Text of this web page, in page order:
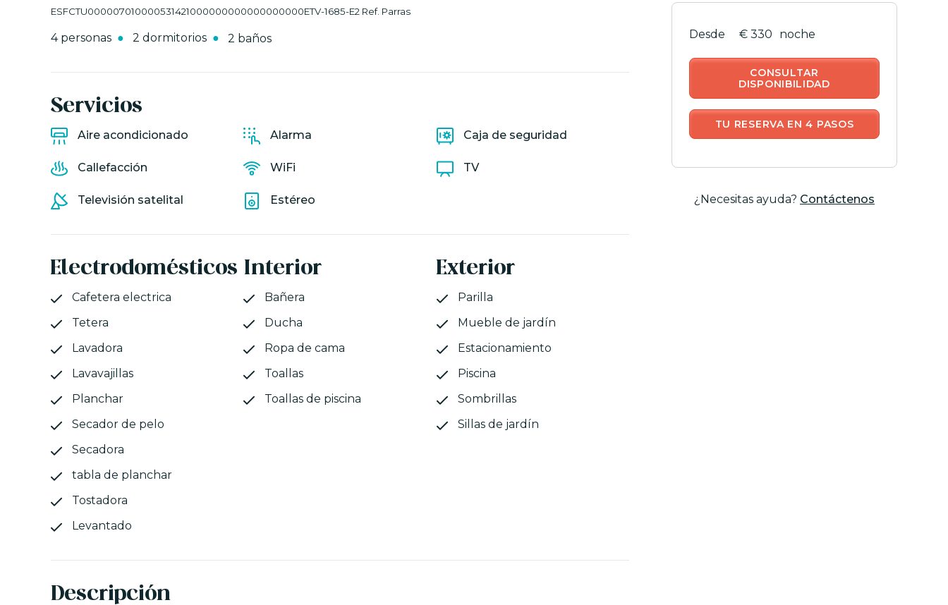
ESFCTU000007010000531421000000000000000000ETV-1685-E2 Ref. Parras
4 personas 2 dormitorios 2 baños
Servicios
Aire acondicionado Alarma Caja de seguridad
Callefacción WiFi TV
Televisión satelital Estéreo
Electrodomésticos
Cafetera electrica
Tetera
Lavadora
Lavavajillas
Planchar
Secador de pelo
Secadora
tabla de planchar
Tostadora
Levantado
Interior
Bañera
Ducha
Ropa de cama
Toallas
Toallas de piscina
Exterior
Parilla
Mueble de jardín
Estacionamiento
Piscina
Sombrillas
Sillas de jardín
Descripción
€ 330 noche
CONSULTAR
DISPONIBILIDAD
TU RESERVA EN 4 PASOS
¿Necesitas ayuda? Contáctenos